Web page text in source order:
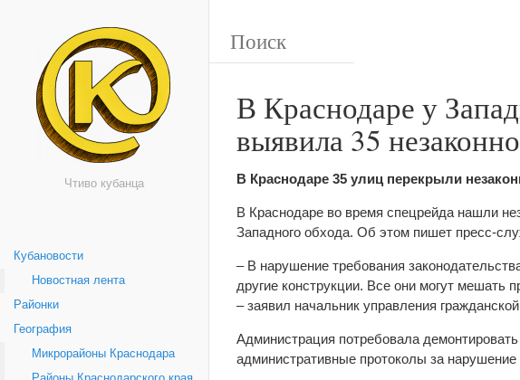
Чтиво кубанца
Кубановости
Новостная лента
Районки
География
Микрорайоны Краснодара
В Краснодаре у
выявила 35
В Краснодаре 35 улиц перекрыли
В Краснодаре во время спецрейда нашли
Западного обхода. Об этом пишет пресс-
– В нарушение требования
другие конструкции. Все они могут мешать
– заявил начальник управления
Администрация потребовала
административные протоколы за